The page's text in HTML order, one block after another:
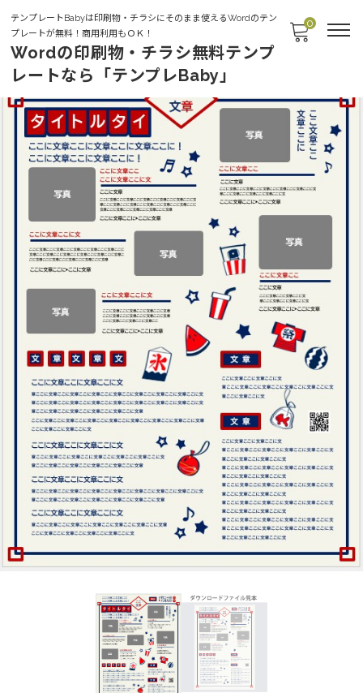
テンプレートBabyは印刷物・チラシにそのまま使えるWordのテン
プレートが無料！商用利用もＯＫ！
Wordの印刷物・チラシ無料テンプ
レートなら「テンプレBaby」
0